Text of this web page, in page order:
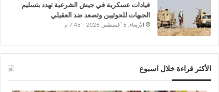
قيادات عسكرية في جيش الشرعية تهدد بتسليم
الجبهات للحوثيين وتصعد ضد العقيلي
الأربعاء, 5 أغسطس 2026 - 7:45 م
الأكثر قراءة خلال اسبوع